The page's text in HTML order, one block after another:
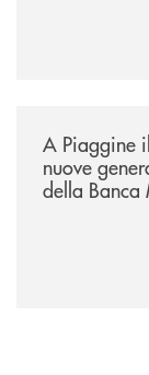
A Piaggine
nuove
della Banca